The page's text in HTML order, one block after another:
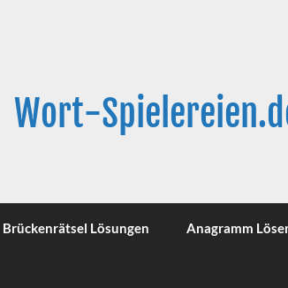
Wort-
Brückenrätsel Lösungen Anagramm